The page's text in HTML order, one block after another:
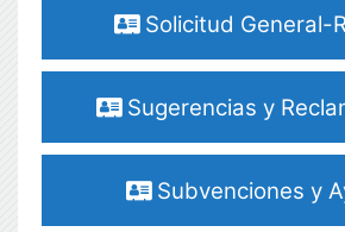
Solicitud General-
Sugerencias y
Subvenciones y